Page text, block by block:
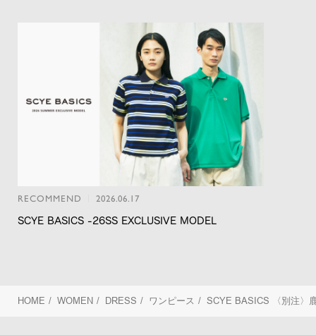
RECOMMEND 2026.06.17
SCYE BASICS -26SS EXCLUSIVE MODEL
HOME / WOMEN / DRESS / ワンピース / SCYE BASICS 〈別注〉